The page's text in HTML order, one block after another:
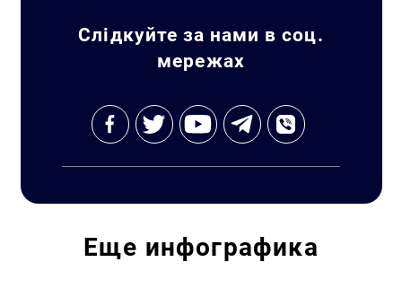
Слідкуйте за нами в соц.
мережах
Еще инфографика